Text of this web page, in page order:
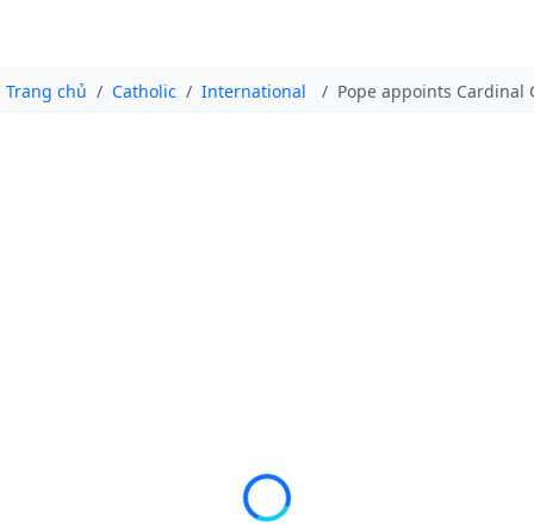
Trang chủ Catholic International Pope appoints Cardinal